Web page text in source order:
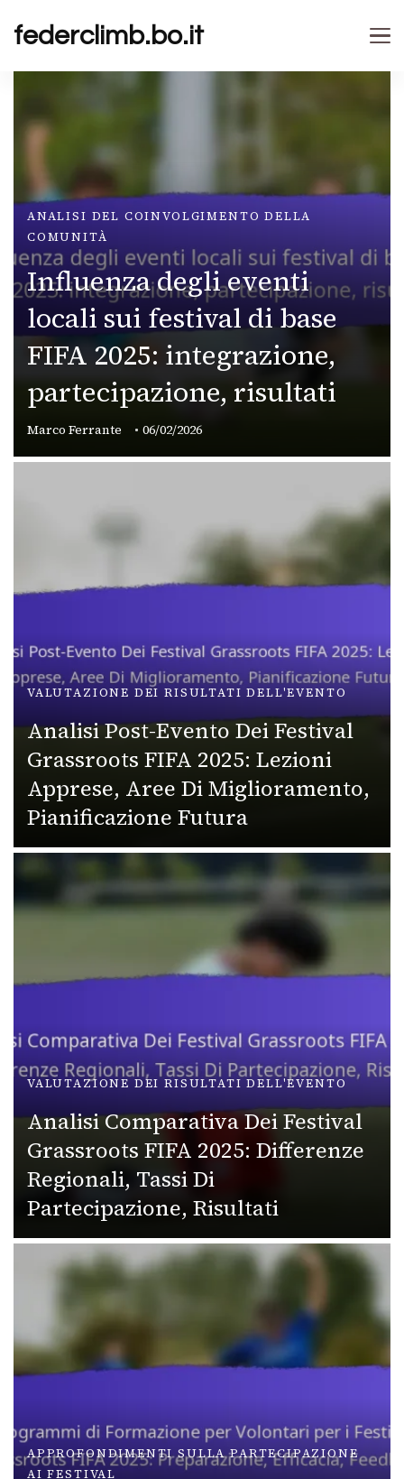
federclimb.bo.it
ANALISI DEL COINVOLGIMENTO DELLA
COMUNITÀ
Influenza degli eventi
locali sui festival di base
FIFA 2025: integrazione,
partecipazione, risultati
Marco Ferrante 06/02/2026
VALUTAZIONE DEI RISULTATI DELL'EVENTO
Analisi Post-Evento Dei Festival
Grassroots FIFA 2025: Lezioni
Apprese, Aree Di Miglioramento,
Pianificazione Futura
VALUTAZIONE DEI RISULTATI DELL'EVENTO
Analisi Comparativa Dei Festival
Grassroots FIFA 2025: Differenze
Regionali, Tassi Di
Partecipazione, Risultati
APPROFONDIMENTI SULLA PARTECIPAZIONE
AI FESTIVAL